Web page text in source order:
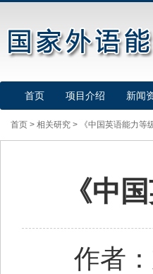
首页 项目介绍 新闻
首页 > 相关研究 > 《中国英语能力
《中
作者：